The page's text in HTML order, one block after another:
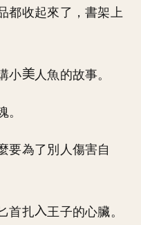
都收起來了，書架上
小 人魚的故事。
。
要為了別人傷害自
首扎 王子的心臟。